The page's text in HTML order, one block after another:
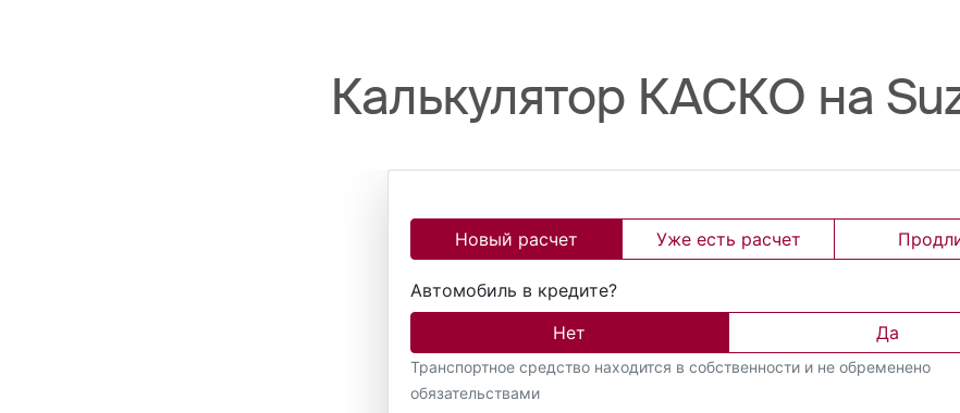
Калькулятор КАСКО на